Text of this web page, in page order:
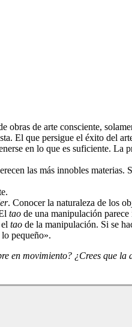
obras de arte consciente,
El que persigue el éxito del
en lo que es suficiente. La
las más innobles
. Conocer la naturaleza de los
tao de una manipulación
tao de la manipulación. Si se
pequeño».
en movimiento? ¿Crees